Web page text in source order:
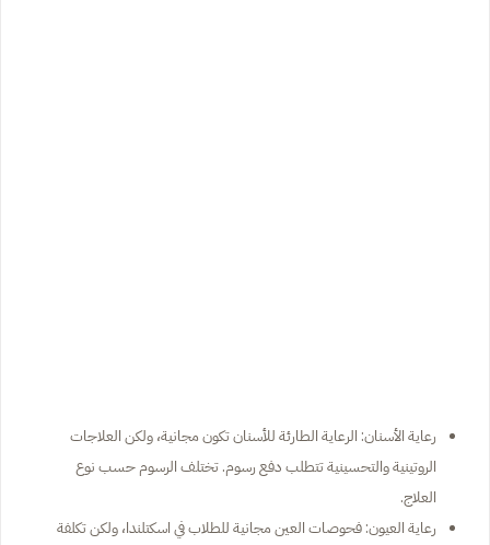
رعاية الأسنان: الرعاية الطارئة للأسنان تكون مجانية، ولكن العلاجات
الروتينية والتحسينية تتطلب دفع رسوم. تختلف الرسوم حسب نوع
العلاج.
رعاية العيون: فحوصات العين مجانية للطلاب في اسكتلندا، ولكن تكلفة